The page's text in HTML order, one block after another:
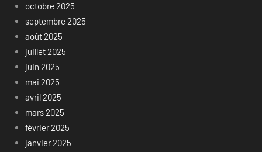
octobre 2025
septembre 2025
août 2025
juillet 2025
juin 2025
mai 2025
avril 2025
mars 2025
février 2025
janvier 2025